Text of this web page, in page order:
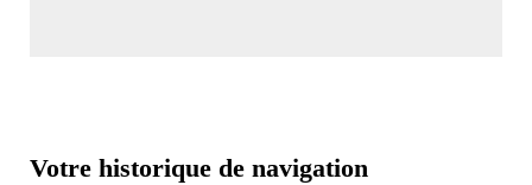
Votre historique de navigation